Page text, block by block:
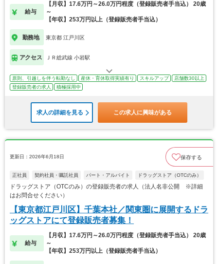
給与
【月収】17.6万円～26.0万円程度（登録販売者手当込） 20歳
～
【年収】253万円以上（登録販売者手当込）
勤務地 東京都 江戸川区
アクセス ＪＲ総武線 小岩駅
原則、引越しを伴う転勤なし 産休・育休取得実績有り スキルアップ
店舗数30以上
登録販売者の求人
積極採用中
求人の詳細を見る この求人に興味がある
更新日：2026年6月18日 保存する
正社員 契約社員・嘱託社員 パート・アルバイト ドラッグストア（OTCのみ）
ドラッグストア（OTCのみ）の登録販売者の求人（法人名非公開 ※詳細
はお問合せください）
【東京都江戸川区】千葉本社／関東圏に展開するドラ
ッグストアにて登録販売者募集！
給与
【月収】17.6万円～26.0万円程度（登録販売者手当込） 20歳
～
【年収】253万円以上（登録販売者手当込）